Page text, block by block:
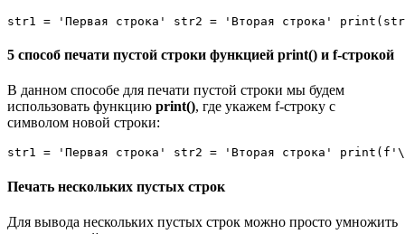
str1 = 'Первая строка' str2 = 'Вторая строка'
5 способ печати пустой строки функцией print() и f-строкой
В данном способе для печати пустой строки мы будем
использовать функцию print(), где укажем f-строку c
символом новой строки:
str1 = 'Первая строка' str2 = 'Вторая строка'
Печать нескольких пустых строк
Для вывода нескольких пустых строк можно просто умножить